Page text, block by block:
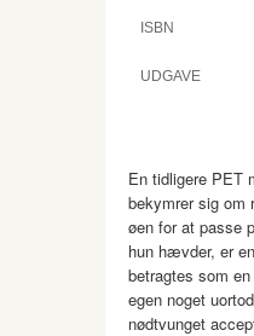
ISBN
UDGAVE
En tidligere PET
bekymrer sig om
øen for at passe
hun hævder, er
betragtes som
egen noget
nødtvunget